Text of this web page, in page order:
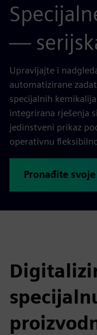
—
Upravljajte i
automatizirane
specijalnih
integrirana rješenja
jedinstveni prikaz
operativnu
Pronađite